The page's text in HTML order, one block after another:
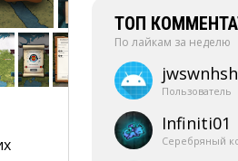
ТОП
По лайкам за неделю
Пользователь
Infiniti01
Серебряный